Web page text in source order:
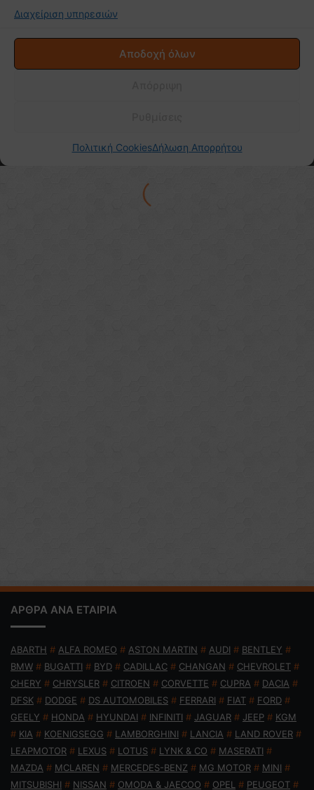
ΑΡΘΡΑ ΑΝΑ ΕΤΑΙΡΙΑ
ABARTH # ALFA ROMEO # ASTON MARTIN # AUDI # BENTLEY #
BMW # BUGATTI # BYD # CADILLAC # CHANGAN # CHEVROLET #
CHERY # CHRYSLER # CITROEN # CORVETTE # CUPRA # DACIA #
DFSK # DODGE # DS AUTOMOBILES # FERRARI # FIAT # FORD #
GEELY # HONDA # HYUNDAI # INFINITI # JAGUAR # JEEP # KGM
# KIA # KOENIGSEGG # LAMBORGHINI # LANCIA # LAND ROVER #
LEAPMOTOR # LEXUS # LOTUS # LYNK & CO # MASERATI #
MAZDA # MCLAREN # MERCEDES-BENZ # MG MOTOR # MINI #
MITSUBISHI # NISSAN # OMODA & JAECOO # OPEL # PEUGEOT #